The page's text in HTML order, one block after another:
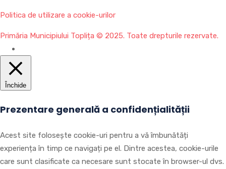
Politica de utilizare a cookie-urilor
Primăria Municipiului Toplița © 2025. Toate drepturile rezervate.
Închide
Prezentare generală a confidențialității
Acest site folosește cookie-uri pentru a vă îmbunătăți
experiența în timp ce navigați pe el. Dintre acestea, cookie-urile
care sunt clasificate ca necesare sunt stocate în browser-ul dvs.